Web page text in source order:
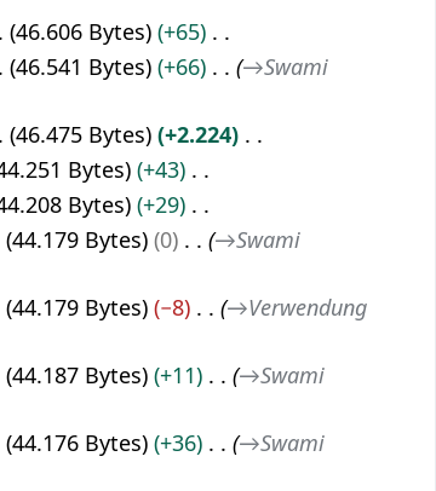
46.606 Bytes
+65
46.541 Bytes +66 →Swami
46.475 Bytes
+2.224
Bytes
+43
Bytes
+29
44.179 Bytes 0 →Swami
44.179 Bytes −8 →Verwendung
44.187 Bytes +11 →Swami
44.176 Bytes +36 →Swami